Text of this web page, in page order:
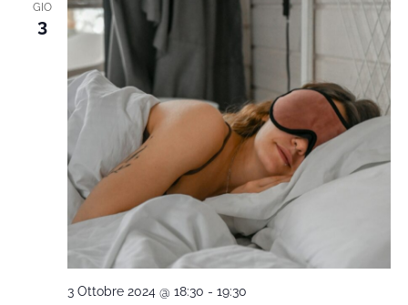
GIO
3
3 Ottobre 2024 @ 18:30 - 19:30